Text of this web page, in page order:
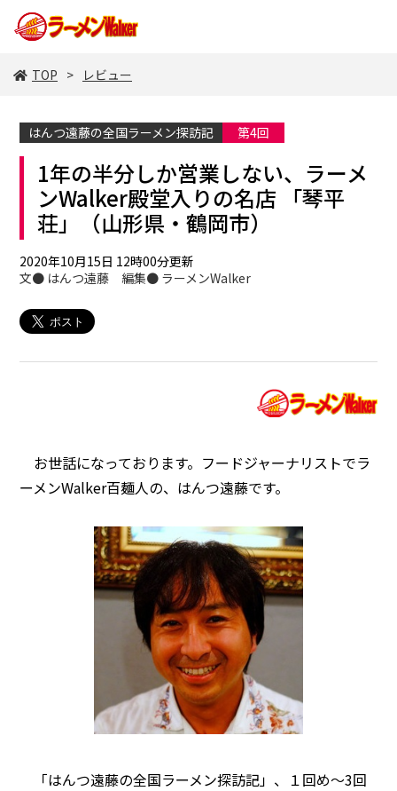
TOP レビュー
はんつ遠藤の全国ラーメン探訪記 第4回
1年の半分しか営業しない、ラーメ
ンWalker殿堂入りの名店 「琴平
荘」（山形県・鶴岡市）
2020年10月15日 12時00分更新
文● はんつ遠藤 編集● ラーメンWalker
お世話になっております。フードジャーナリストでラ
ーメンWalker百麺人の、はんつ遠藤です。
「はんつ遠藤の全国ラーメン探訪記」、１回め～3回